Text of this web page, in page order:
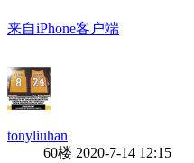
来自iPhone客户端
tonyliuhan
60楼 2020-7-14 12:15